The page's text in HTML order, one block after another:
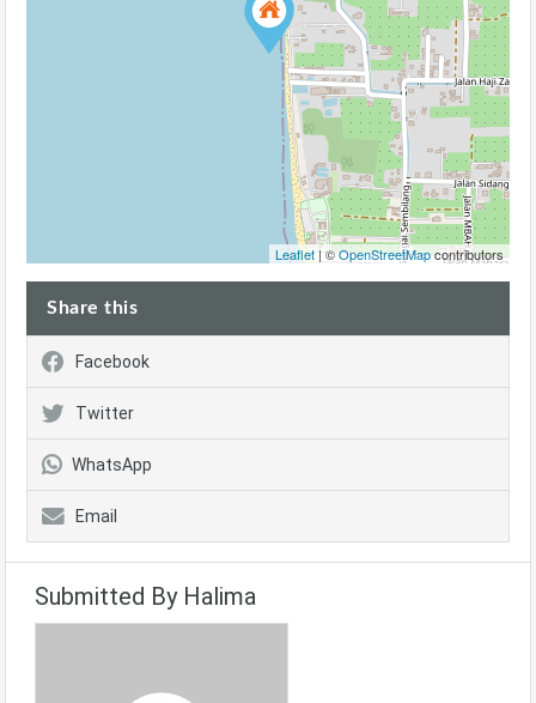
Leaflet | ©OpenStreetMapcontributors
Share this
Facebook
Twitter
WhatsApp
Email
Submitted By Halima